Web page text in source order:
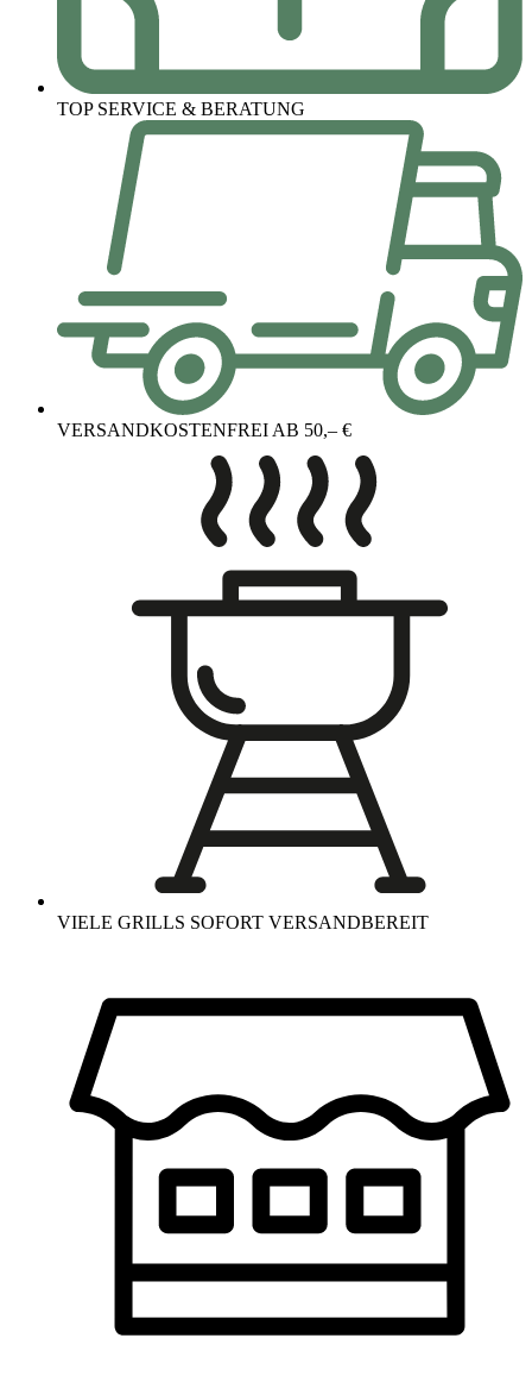
TOP SERVICE & BERATUNG
VERSANDKOSTENFREI AB 50,– €
VIELE GRILLS SOFORT VERSANDBEREIT